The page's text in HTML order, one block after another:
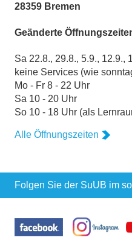
28359 Bremen
Geänderte
Sa 22.8., 29.8., 5.9., 12.9.,
keine Services (wie
Mo - Fr 8 - 22 Uhr
Sa 10 - 20 Uhr
So 10 - 18 Uhr (als
Alle Öffnungszeiten
Folgen Sie der SuUB im